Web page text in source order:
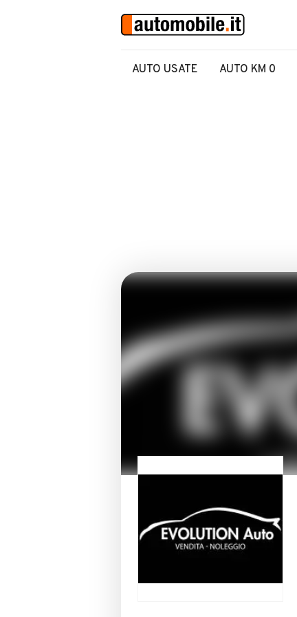
AUTO USATE AUTO KM 0